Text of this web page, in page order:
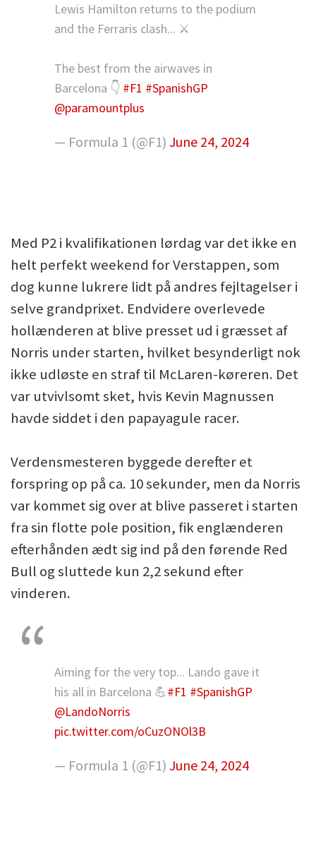
Lewis Hamilton returns to the podium
and the Ferraris clash... ⚔️
The best from the airwaves in
Barcelona 👇 #F1 #SpanishGP
@paramountplus
— Formula 1 (@F1) June 24, 2024
Med P2 i kvalifikationen lørdag var det ikke en
helt perfekt weekend for Verstappen, som
dog kunne lukrere lidt på andres fejltagelser i
selve grandprixet. Endvidere overlevede
hollænderen at blive presset ud i græsset af
Norris under starten, hvilket besynderligt nok
ikke udløste en straf til McLaren-køreren. Det
var utvivlsomt sket, hvis Kevin Magnussen
havde siddet i den papayagule racer.
Verdensmesteren byggede derefter et
forspring op på ca. 10 sekunder, men da Norris
var kommet sig over at blive passeret i starten
fra sin flotte pole position, fik englænderen
efterhånden ædt sig ind på den førende Red
Bull og sluttede kun 2,2 sekund efter
vinderen.
Aiming for the very top... Lando gave it
his all in Barcelona 💪#F1 #SpanishGP
@LandoNorris
pic.twitter.com/oCuzONOl3B
— Formula 1 (@F1) June 24, 2024